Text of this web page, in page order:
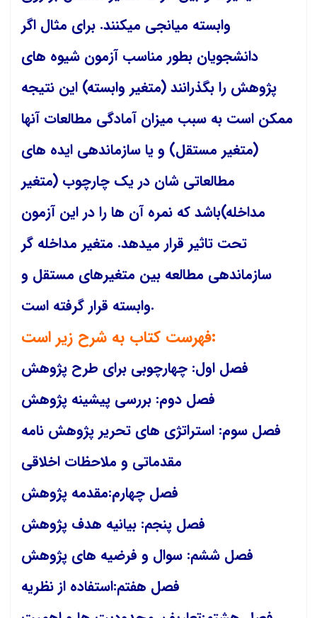
وابسته میانجی میکنند. برای مثال اگر
دانشجویان بطور مناسب آزمون شیوه های
پژوهش را بگذرانند (متغیر وابسته) این نتیجه
ممکن است به سبب میزان آمادگی مطالعات آنها
(متغیر مستقل) و یا سازماندهی ایده های
مطالعاتی شان در یک چارچوب (متغیر
مداخله)باشد که نمره آن ها را در این آزمون
تحت تاثیر قرار میدهد. متغیر مداخله گر
سازماندهی مطالعه بین متغیرهای مستقل و
وابسته قرار گرفته است.
فهرست کتاب به شرح زیر است:
فصل اول: چهارچوبی برای طرح پژوهش
فصل دوم: بررسی پیشینه پژوهش
فصل سوم: استراتژی های تحریر پژوهش نامه
مقدماتی و ملاحظات اخلاقی
فصل چهارم:مقدمه پژوهش
فصل پنجم: بیانیه هدف پژوهش
فصل ششم: سوال و فرضیه های پژوهش
فصل هفتم:استفاده از نظریه